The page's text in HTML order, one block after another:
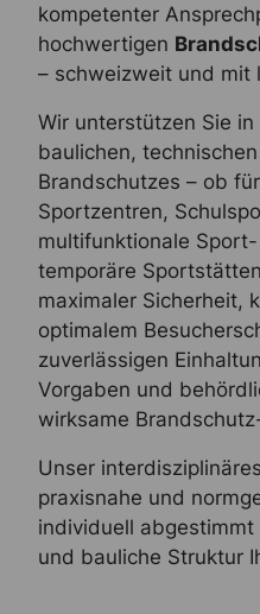
kompetenter
hochwertigen
– schweizweit und mit
Wir unterstützen Sie
baulichen,
Brandschutzes – ob
Sportzentren,
multifunktionale
temporäre
maximaler Sicherheit,
optimalem
zuverlässigen
Vorgaben und
wirksame
Unser
praxisnahe und
individuell
und bauliche Struktur